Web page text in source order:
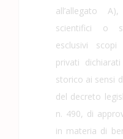
all’allegato
scientifici o
esclusivi
privati
storico ai sensi
del decreto
n. 490, di
in materia di